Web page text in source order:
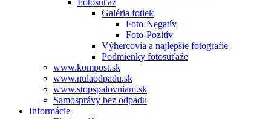
Galéria fotiek
Foto-Negatív
Foto-Pozitív
Výhercovia a najlepšie fotografie
Podmienky fotosúťaže
www.kompost.sk
www.nulaodpadu.sk
www.stopspalovniam.sk
Samosprávy bez odpadu
Informácie